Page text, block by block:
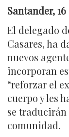
Santander,
El delegado
Casares, ha
nuevos
incorporan
“reforzar el
cuerpo y les
se traducirán
comunidad.